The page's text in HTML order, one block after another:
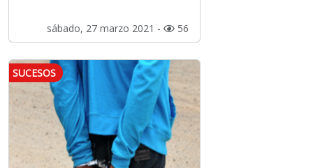
sábado, 27 marzo 2021 - 56
SUCESOS